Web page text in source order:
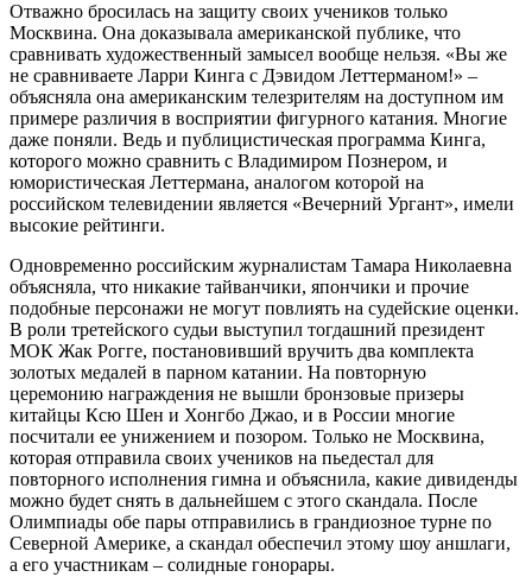
Отважно бросилась на защиту своих учеников только
Москвина. Она доказывала американской публике, что
сравнивать художественный замысел вообще нельзя. «Вы же
не сравниваете Ларри Кинга с Дэвидом Леттерманом!» –
объясняла она американским телезрителям на доступном им
примере различия в восприятии фигурного катания. Многие
даже поняли. Ведь и публицистическая программа Кинга,
которого можно сравнить с Владимиром Познером, и
юмористическая Леттермана, аналогом которой на
российском телевидении является «Вечерний Ургант», имели
высокие рейтинги.
Одновременно российским журналистам Тамара Николаевна
объясняла, что никакие тайванчики, япончики и прочие
подобные персонажи не могут повлиять на судейские оценки.
В роли третейского судьи выступил тогдашний президент
МОК Жак Рогге, постановивший вручить два комплекта
золотых медалей в парном катании. На повторную
церемонию награждения не вышли бронзовые призеры
китайцы Ксю Шен и Хонгбо Джао, и в России многие
посчитали ее унижением и позором. Только не Москвина,
которая отправила своих учеников на пьедестал для
повторного исполнения гимна и объяснила, какие дивиденды
можно будет снять в дальнейшем с этого скандала. После
Олимпиады обе пары отправились в грандиозное турне по
Северной Америке, а скандал обеспечил этому шоу аншлаги,
а его участникам – солидные гонорары.